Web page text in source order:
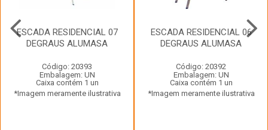
ESCADA RESIDENCIAL 07
DEGRAUS ALUMASA
Código: 20393
Embalagem: UN
Caixa contém 1 un
*Imagem meramente ilustrativa
ESCADA RESIDENCIAL 06
DEGRAUS ALUMASA
Código: 20392
Embalagem: UN
Caixa contém 1 un
*Imagem meramente ilustrativa